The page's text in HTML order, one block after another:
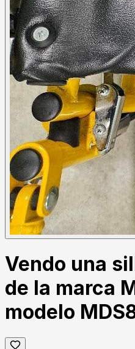
Vendo una
de la marca
modelo